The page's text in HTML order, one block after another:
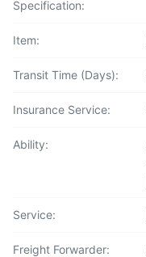
Specification:
Item:
Transit Time (Days):
Insurance Service:
Ability:
Service:
Freight Forwarder: